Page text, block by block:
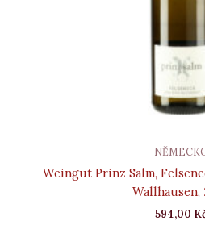
Weingut Prinz Salm,
Wallhausen,
594,00